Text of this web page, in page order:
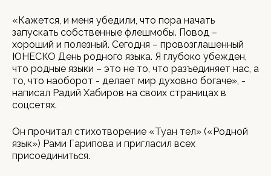
«Кажется, и меня убедили, что пора начать
запускать собственные флешмобы. Повод –
хороший и полезный. Сегодня – провозглашенный
ЮНЕСКО День родного языка. Я глубоко убежден,
что родные языки – это не то, что разъединяет нас, а
то, что наоборот - делает мир духовно богаче», -
написал Радий Хабиров на своих страницах в
соцсетях.
Он прочитал стихотворение «Туған тел» («Родной
язык») Рами Гарипова и пригласил всех
присоединиться.